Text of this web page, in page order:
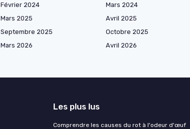
Février 2024 Mars 2024
Mars 2025 Avril 2025
Septembre 2025 Octobre 2025
Mars 2026 Avril 2026
Les plus lus
Comprendre les causes du rot à l'odeur d'œuf